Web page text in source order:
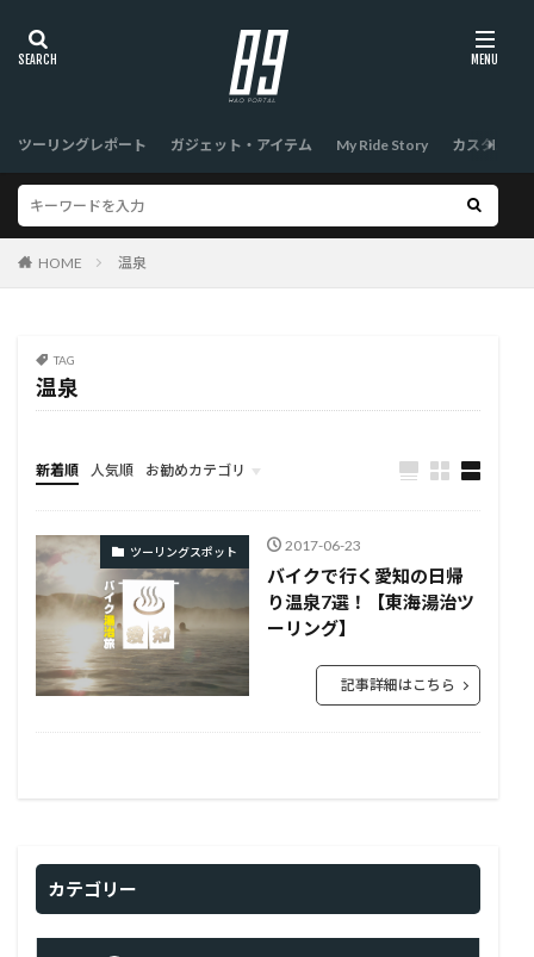
ツーリングレポート ガジェット・アイテム My Ride Story カスタム
HOME 温泉
TAG
温泉
新着順 人気順 お勧めカテゴリ
TOP
ツーリングスポット 2017-06-23
バイクで行く愛知の日帰
り温泉7選！【東海湯治ツ
ーリング】
記事詳細はこちら
カテゴリー